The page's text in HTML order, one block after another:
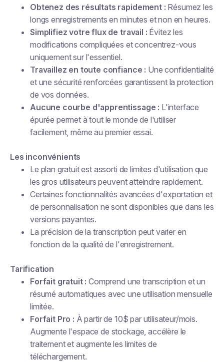
Obtenez des résultats rapidement : Résumez les
longs enregistrements en minutes et non en heures.
Simplifiez votre flux de travail : Évitez les
modifications compliquées et concentrez-vous
uniquement sur l'essentiel.
Travaillez en toute confiance : Une confidentialité
et une sécurité renforcées garantissent la protection
de vos données.
Aucune courbe d'apprentissage : L'interface
épurée permet à tout le monde de l'utiliser
facilement, même au premier essai.
Les inconvénients
Le plan gratuit est assorti de limites d'utilisation que
les gros utilisateurs peuvent atteindre rapidement.
Certaines fonctionnalités avancées d'exportation et
de personnalisation ne sont disponibles que dans les
versions payantes.
La précision de la transcription peut varier en
fonction de la qualité de l'enregistrement.
Tarification
Forfait gratuit : Comprend une transcription et un
résumé automatiques avec une utilisation mensuelle
limitée.
Forfait Pro : À partir de 10$ par utilisateur/mois.
Augmente l'espace de stockage, accélère le
traitement et augmente les limites de
téléchargement.